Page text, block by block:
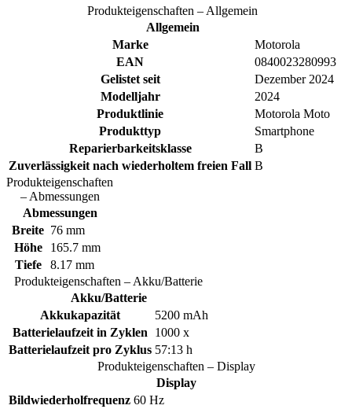
Produkteigenschaften – Allgemein
Allgemein
Marke
Motorola
EAN
0840023280993
Gelistet seit
Dezember 2024
Modelljahr
2024
Produktlinie
Motorola Moto
Produkttyp
Smartphone
Reparierbarkeitsklasse
B
Zuverlässigkeit nach wiederholtem freien Fall B
Produkteigenschaften
– Abmessungen
Abmessungen
Breite 76 mm
Höhe
165.7 mm
Tiefe
8.17 mm
Produkteigenschaften – Akku/Batterie
Akku/Batterie
Akkukapazität
5200 mAh
Batterielaufzeit in Zyklen
1000 x
Batterielaufzeit pro Zyklus 57:13 h
Produkteigenschaften – Display
Display
Bildwiederholfrequenz 60 Hz